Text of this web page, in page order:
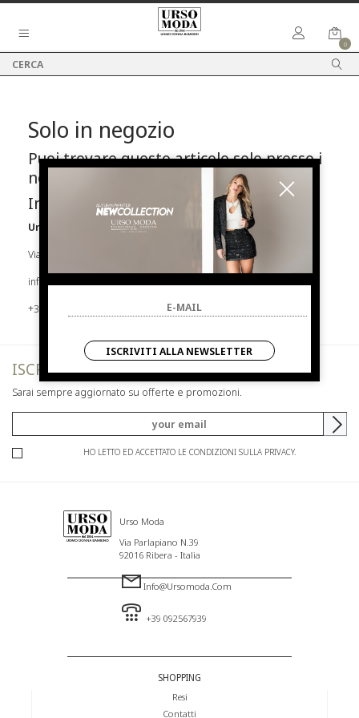
0
Solo in negozio
Puoi trovare questo articolo solo presso i
nostri punti vendita:
Info contatti
Urso Moda
Via Parlapiano N.39 92016 Ribera
info@ursomoda.com
+39 092567939
ISCRIVITI ALLA NEWSLETTER
Sarai sempre aggiornato su offerte e promozioni.
HO LETTO ED ACCETTATO LE CONDIZIONI SULLA PRIVACY.
Urso Moda
Via Parlapiano N.39
92016 Ribera - Italia
Info@ursomoda.com
+39 092567939
SHOPPING
Resi
Contatti
ISCRIVITI ALLA NEWSLETTER